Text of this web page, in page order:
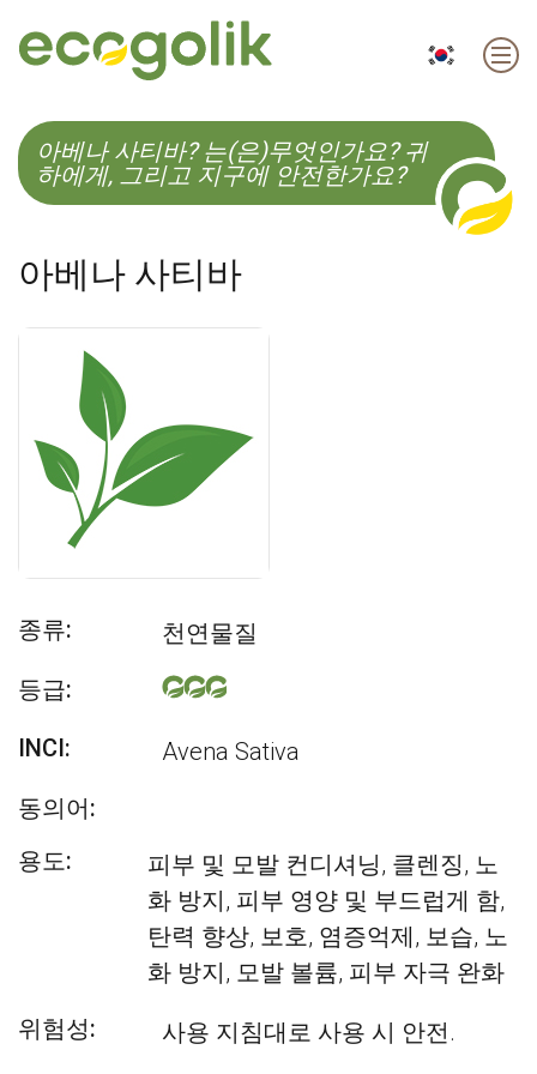
EN ES CS KO
아베나 사티바? 는(은)무엇인가요? 귀
하에게, 그리고 지구에 안전한가요?
아베나 사티바
종류:
천연물질
등급:
INCI:
Avena Sativa
동의어:
용도:
피부 및 모발 컨디셔닝, 클렌징, 노
화 방지, 피부 영양 및 부드럽게 함,
탄력 향상, 보호, 염증억제, 보습, 노
화 방지, 모발 볼륨, 피부 자극 완화
위험성:
사용 지침대로 사용 시 안전.